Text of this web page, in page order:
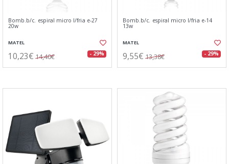
Bomb.b/c. espiral micro l/fria e-27
20w
MATEL
10,23€ 14,40€ - 29%
Bomb.b/c. espiral micro l/fria e-14
13w
MATEL
9,55€ 13,38€ - 29%